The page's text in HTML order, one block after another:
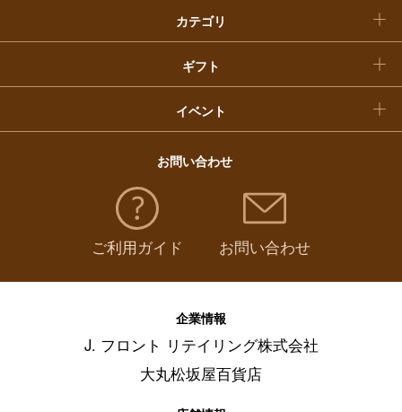
カテゴリ
ギフト
イベント
福袋
お問い合わせ
ご利用ガイド お問い合わせ
企業情報
J. フロント リテイリング株式会社
大丸松坂屋百貨店